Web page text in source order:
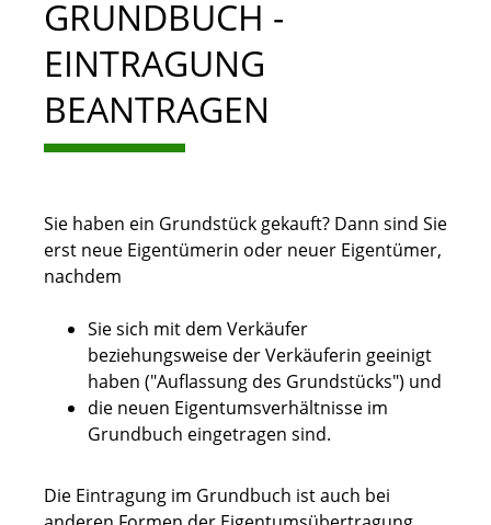
GRUNDBUCH -
EINTRAGUNG
BEANTRAGEN
Sie haben ein Grundstück gekauft? Dann sind Sie
erst neue Eigentümerin oder neuer Eigentümer,
nachdem
Sie sich mit dem Verkäufer
beziehungsweise der Verkäuferin geeinigt
haben ("Auflassung des Grundstücks") und
die neuen Eigentumsverhältnisse im
Grundbuch eingetragen sind.
Die Eintragung im Grundbuch ist auch bei